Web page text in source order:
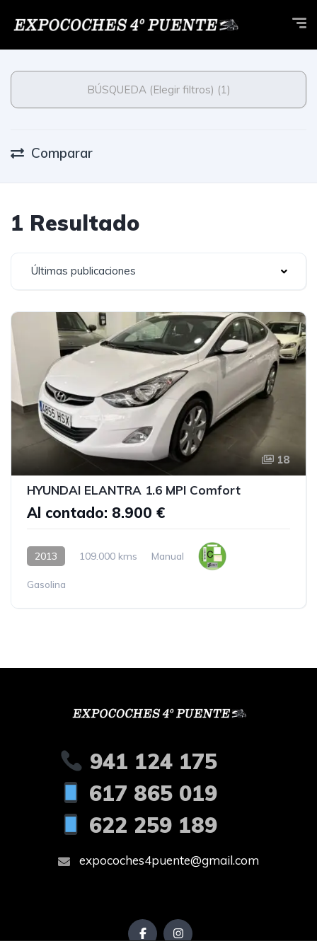
BÚSQUEDA (Elegir filtros) (1)
Comparar
1 Resultado
Últimas publicaciones
18
HYUNDAI ELANTRA 1.6 MPI Comfort
Al contado: 8.900 €
2013 109.000 kms Manual
Gasolina
941 124 175
617 865 019
622 259 189
expocoches4puente@gmail.com